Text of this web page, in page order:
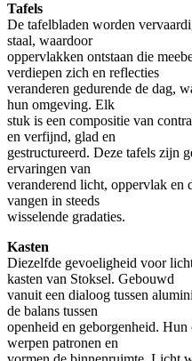
Tafels
De tafelbladen worden
staal, waardoor
oppervlakken ontstaan die
verdiepen zich en reflecties
veranderen gedurende de dag,
hun omgeving. Elk
stuk is een compositie van
en verfijnd, glad en
gestructureerd. Deze tafels zijn
ervaringen van
veranderend licht, oppervlak en
vangen in steeds
wisselende gradaties.
Kasten
Diezelfde gevoeligheid voor
kasten van Stoksel. Gebouwd
vanuit een dialoog tussen
de balans tussen
openheid en geborgenheid.
werpen patronen en